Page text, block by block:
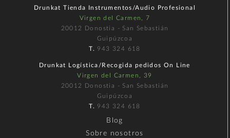
Drunkat Tienda Instrumentos/Audio Profesional
Virgen del Carmen, 7
20012 Donostia - San Sebastián
Guipúzcoa
T. 943 324 618
Drunkat Logística/Recogida pedidos On Line
Virgen del Carmen, 39
20012 Donostia - San Sebastián
Guipúzcoa
T. 943 324 618
Blog
Sobre nosotros